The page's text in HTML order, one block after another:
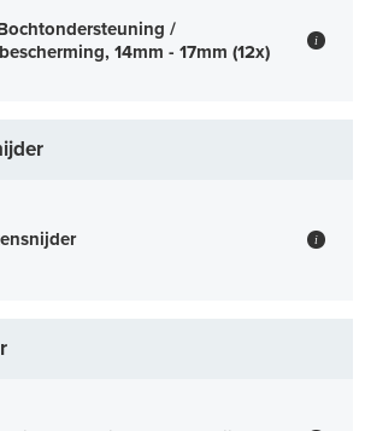
/
14mm - 17mm (12x)
i
i